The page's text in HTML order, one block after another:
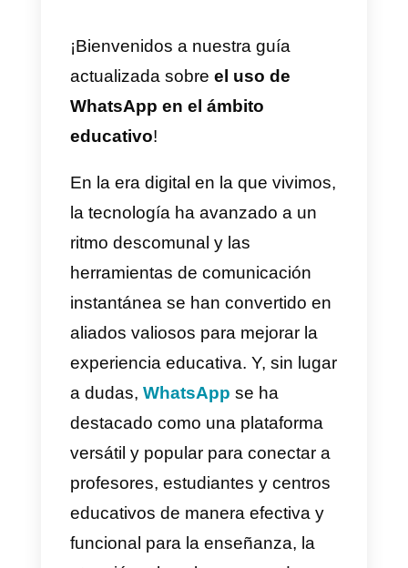
real
¿Cómo el uso de
WhatsApp y Callbell
puede ayudar en la
gestión de la atención
educativos?
Conclusión
¡Bienvenidos a nuestra guía
actualizada sobreel uso de
WhatsApp en el ámbito
En la era digital en la que
la tecnología ha avanzado a un
ritmo descomunal y las